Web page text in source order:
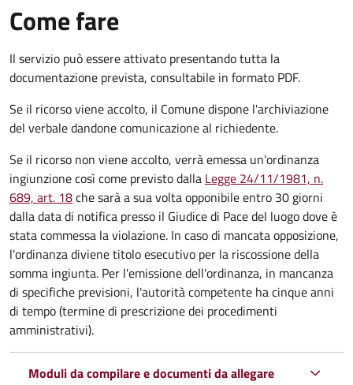
Come fare
Il servizio può essere attivato presentando tutta la
documentazione prevista, consultabile in formato PDF.
Se il ricorso viene accolto, il Comune dispone l'archiviazione
del verbale dandone comunicazione al richiedente.
Se il ricorso non viene accolto, verrà emessa un'ordinanza
ingiunzione così come previsto dalla Legge 24/11/1981, n.
689, art. 18che sarà a sua volta opponibile entro 30 giorni
dalla data di notifica presso il Giudice di Pace del luogo dove è
stata commessa la violazione. In caso di mancata opposizione,
l'ordinanza diviene titolo esecutivo per la riscossione della
somma ingiunta. Per l'emissione dell'ordinanza, in mancanza
di specifiche previsioni, l'autorità competente ha cinque anni
di tempo (termine di prescrizione dei procedimenti
amministrativi).
Moduli da compilare e documenti da allegare